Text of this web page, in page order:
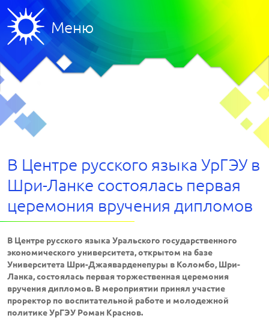
Меню
В Центре русского языка УрГЭУ в
Шри-Ланке состоялась первая
церемония вручения дипломов
В Центре русского языка Уральского государственного
экономического университета, открытом на базе
Университета Шри-Джаяварденепуры в Коломбо, Шри-
Ланка, состоялась первая торжественная церемония
вручения дипломов. В мероприятии принял участие
проректор по воспитательной работе и молодежной
политике УрГЭУ Роман Краснов.